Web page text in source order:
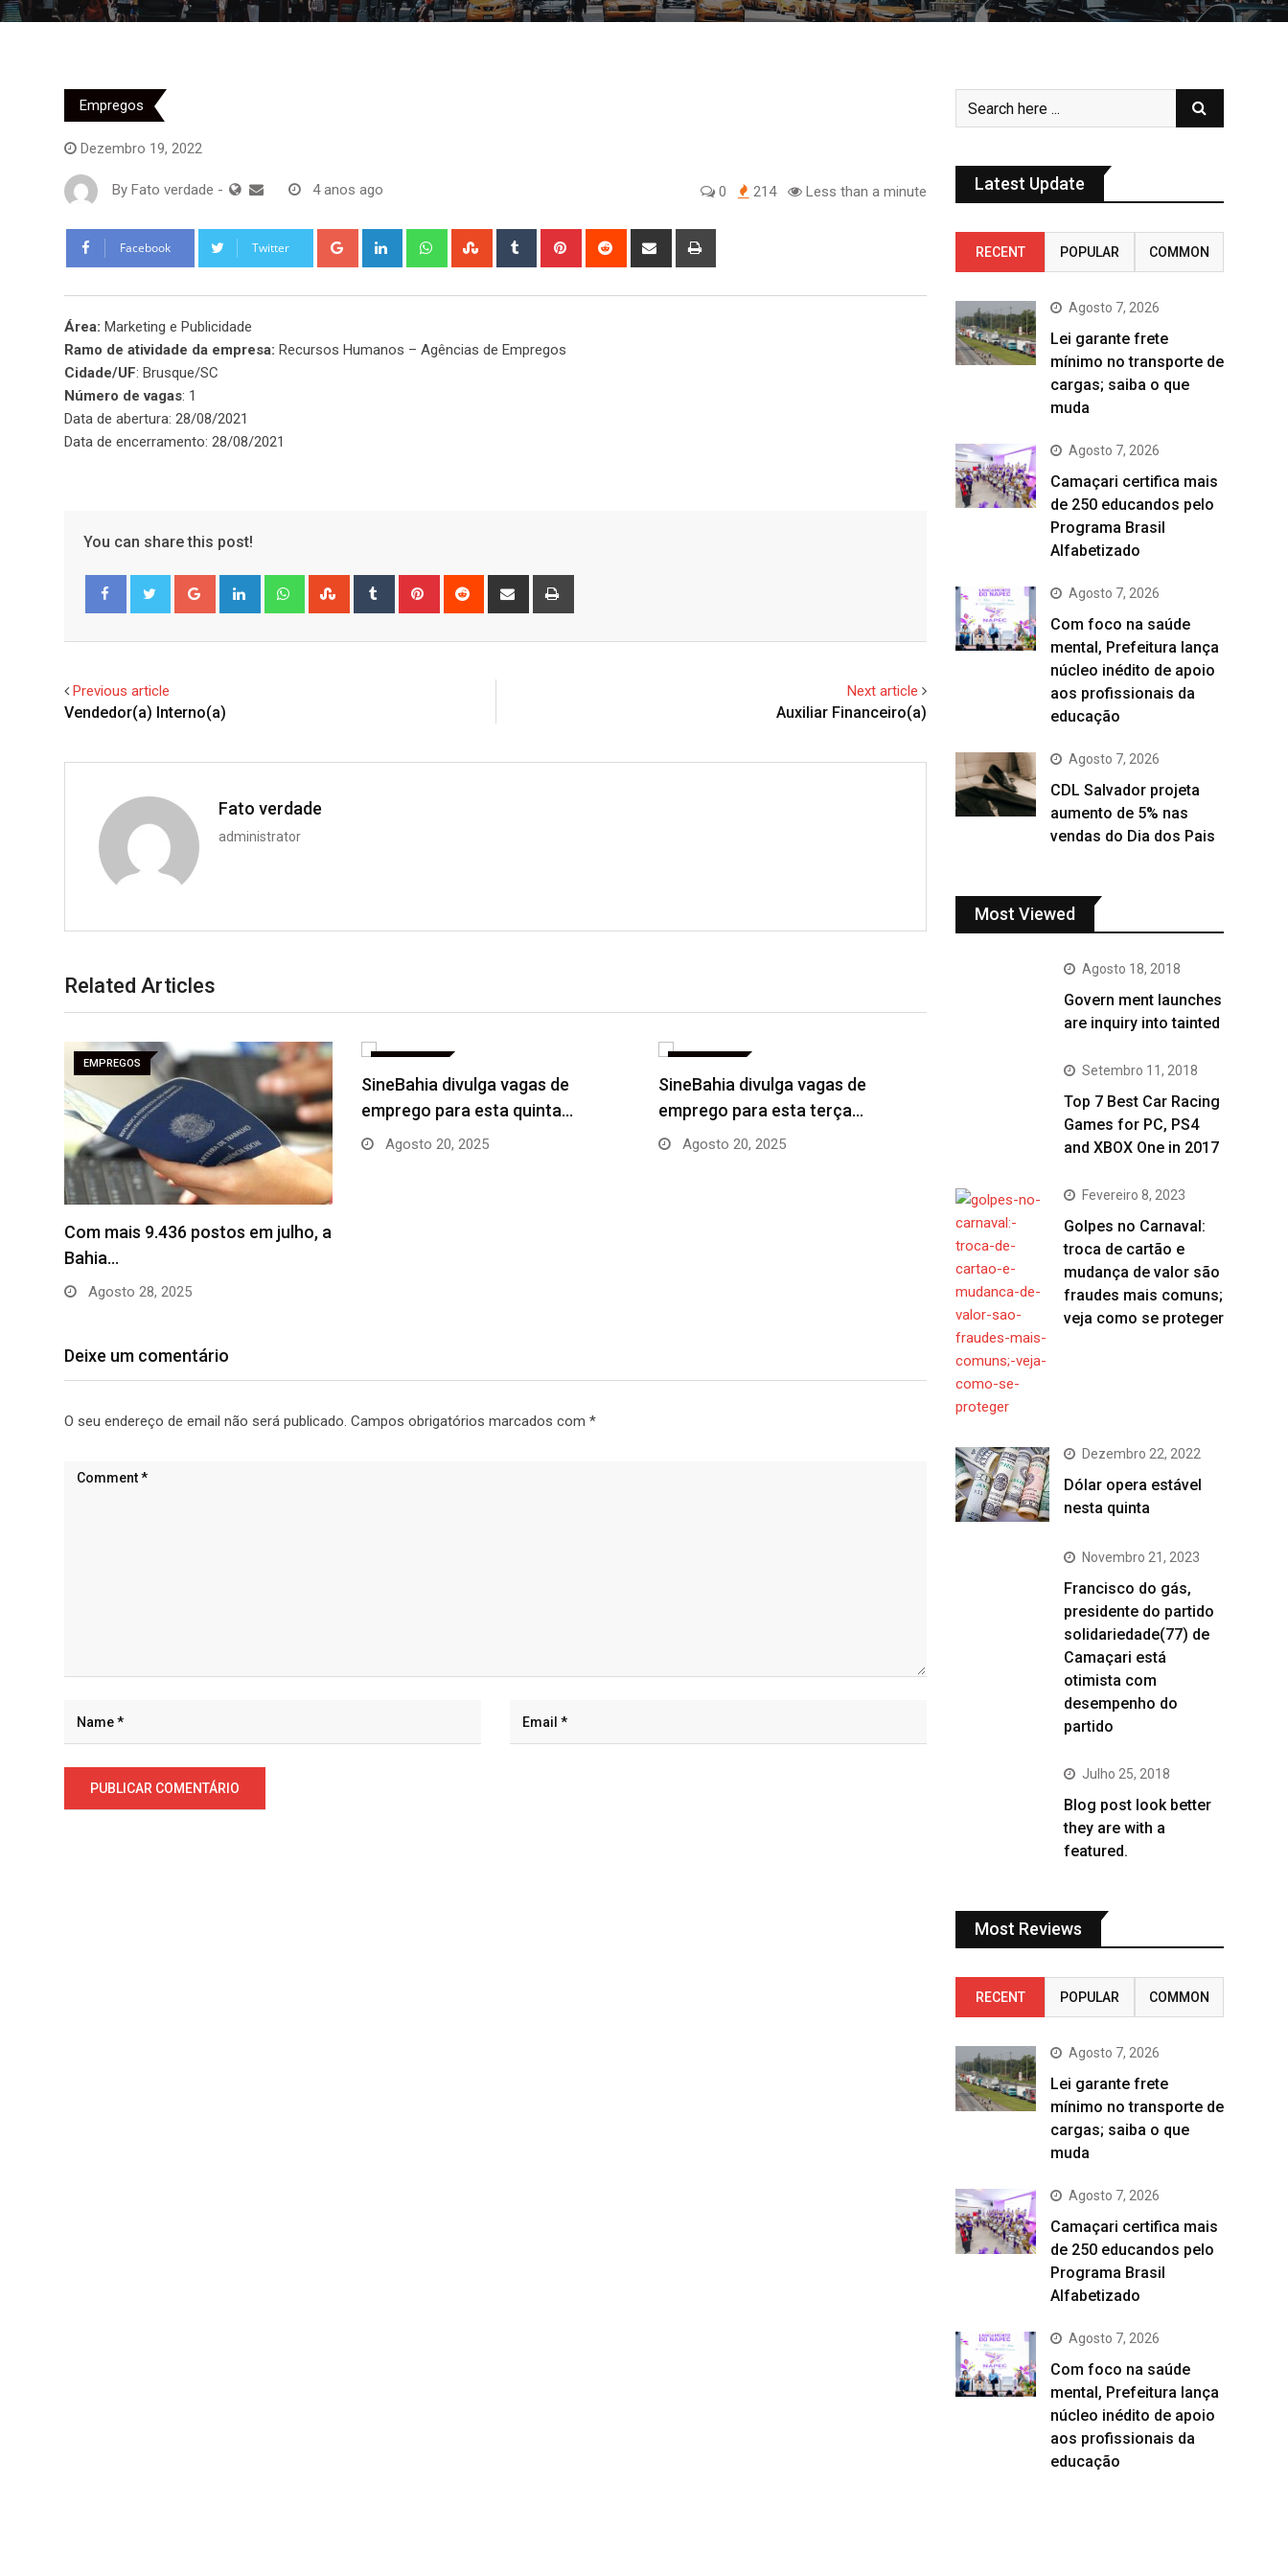
Empregos
Dezembro 19, 2022
By Fato verdade - 4 anos ago 0 214 Less than a minute
Facebook Twitter Google+ LinkedIn WhatsappStumbleUpon
Tumblr Pinterest Reddit
Share
Área: Marketing e Publicidade
Ramo de atividade da empresa: Recursos Humanos – Agências de Empregos
Cidade/UF: Brusque/SC
Número de vagas: 1
Data de abertura: 28/08/2021
Data de encerramento: 28/08/2021
You can share this post!
Google+ LinkedIn WhatsappStumbleUpon
Tumblr Pinterest Reddit
Share
Previous article
Vendedor(a) Interno(a)
Next article
Auxiliar Financeiro(a)
Fato verdade
administrator
Related Articles
EMPREGOS
Com mais 9.436 postos em julho, a
Bahia…
Agosto 28, 2025
SineBahia divulga vagas de
emprego para esta quinta…
Agosto 20, 2025
SineBahia divulga vagas de
emprego para esta terça…
Agosto 20, 2025
Deixe um comentário
O seu endereço de email não será publicado. Campos obrigatórios marcados com *
Latest Update
RECENT POPULAR COMMON
Agosto 7, 2026
Lei garante frete
mínimo no transporte de
cargas; saiba o que
muda
Agosto 7, 2026
Camaçari certifica mais
de 250 educandos pelo
Programa Brasil
Alfabetizado
Agosto 7, 2026
Com foco na saúde
mental, Prefeitura lança
núcleo inédito de apoio
aos profissionais da
educação
Agosto 7, 2026
CDL Salvador projeta
aumento de 5% nas
vendas do Dia dos Pais
Most Viewed
Agosto 18, 2018
Govern ment launches
are inquiry into tainted
Setembro 11, 2018
Top 7 Best Car Racing
Games for PC, PS4
and XBOX One in 2017
Fevereiro 8, 2023
Golpes no Carnaval:
troca de cartão e
mudança de valor são
fraudes mais comuns;
veja como se proteger
Dezembro 22, 2022
Dólar opera estável
nesta quinta
Novembro 21, 2023
Francisco do gás,
presidente do partido
solidariedade(77) de
Camaçari está
otimista com
desempenho do
partido
Julho 25, 2018
Blog post look better
they are with a
featured.
Most Reviews
RECENT POPULAR COMMON
Agosto 7, 2026
Lei garante frete
mínimo no transporte de
cargas; saiba o que
muda
Agosto 7, 2026
Camaçari certifica mais
de 250 educandos pelo
Programa Brasil
Alfabetizado
Agosto 7, 2026
Com foco na saúde
mental, Prefeitura lança
núcleo inédito de apoio
aos profissionais da
educação